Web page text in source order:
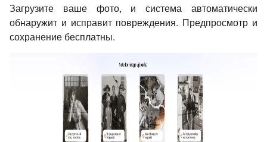
Загрузите ваше фото, и система автоматически
обнаружит и исправит повреждения. Предпросмотр и
сохранение бесплатны.